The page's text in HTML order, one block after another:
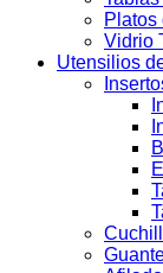
Platos
Vidrio
Utensilios